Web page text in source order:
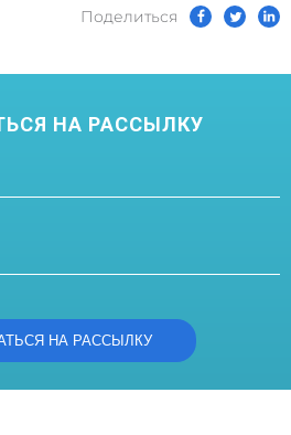
Поделиться
НА РАССЫЛКУ